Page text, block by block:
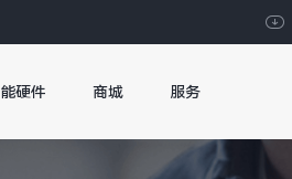
硬件 商城 服务